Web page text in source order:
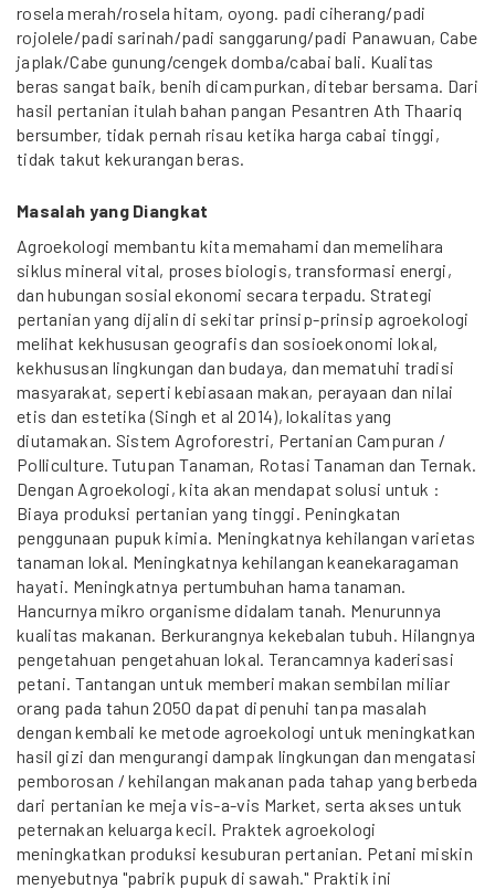
rosela merah/rosela hitam, oyong. padi ciherang/padi
rojolele/padi sarinah/padi sanggarung/padi Panawuan, Cabe
japlak/Cabe gunung/cengek domba/cabai bali. Kualitas
beras sangat baik, benih dicampurkan, ditebar bersama. Dari
hasil pertanian itulah bahan pangan Pesantren Ath Thaariq
bersumber, tidak pernah risau ketika harga cabai tinggi,
tidak takut kekurangan beras.
Masalah yang Diangkat
Agroekologi membantu kita memahami dan memelihara
siklus mineral vital, proses biologis, transformasi energi,
dan hubungan sosial ekonomi secara terpadu. Strategi
pertanian yang dijalin di sekitar prinsip-prinsip agroekologi
melihat kekhususan geografis dan sosioekonomi lokal,
kekhususan lingkungan dan budaya, dan mematuhi tradisi
masyarakat, seperti kebiasaan makan, perayaan dan nilai
etis dan estetika (Singh et al 2014), lokalitas yang
diutamakan. Sistem Agroforestri, Pertanian Campuran /
Polliculture. Tutupan Tanaman, Rotasi Tanaman dan Ternak.
Dengan Agroekologi, kita akan mendapat solusi untuk :
Biaya produksi pertanian yang tinggi. Peningkatan
penggunaan pupuk kimia. Meningkatnya kehilangan varietas
tanaman lokal. Meningkatnya kehilangan keanekaragaman
hayati. Meningkatnya pertumbuhan hama tanaman.
Hancurnya mikro organisme didalam tanah. Menurunnya
kualitas makanan. Berkurangnya kekebalan tubuh. Hilangnya
pengetahuan pengetahuan lokal. Terancamnya kaderisasi
petani. Tantangan untuk memberi makan sembilan miliar
orang pada tahun 2050 dapat dipenuhi tanpa masalah
dengan kembali ke metode agroekologi untuk meningkatkan
hasil gizi dan mengurangi dampak lingkungan dan mengatasi
pemborosan / kehilangan makanan pada tahap yang berbeda
dari pertanian ke meja vis-a-vis Market, serta akses untuk
peternakan keluarga kecil. Praktek agroekologi
meningkatkan produksi kesuburan pertanian. Petani miskin
menyebutnya "pabrik pupuk di sawah." Praktik ini